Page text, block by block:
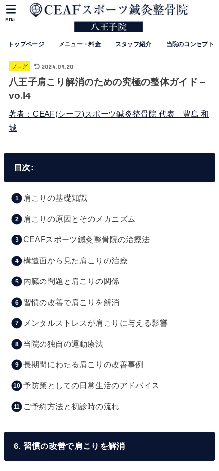
トップページ メニュー・料金 スタッフ紹介 当院のコンセプト
MENU
ブログ 2024.09.20
八王子肩こり解消のための究極の整体ガイド –
vo.l4
著者：CEAF(シーフ)スポーツ鍼灸整骨院 代表 豊島 和
城
目次:
肩こりの基礎知識
肩こりの原因とそのメカニズム
CEAFスポーツ鍼灸整骨院の治療法
構造面から見た肩こりの治療
内臓の問題と肩こりの関係
習慣の改善で肩こりを解消
メンタルストレスが肩こりに与える影響
当院の独自の運動療法
長期間にわたる肩こりの改善事例
予防策としての日常生活のアドバイス
ご予約方法と初診時の流れ
6. 習慣の改善で肩こりを解消